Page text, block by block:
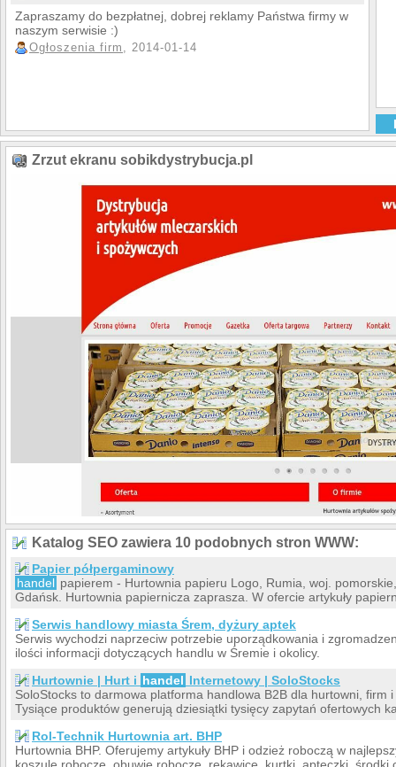
Zapraszamy do bezpłatnej, dobrej reklamy Państwa firmy w
naszym serwisie :)
Ogłoszenia firm , 2014-01-14
Zrzut ekranu sobikdystrybucja.pl
Katalog SEO zawiera 10 podobnych stron WWW:
Papier półpergaminowy
handel papierem - Hurtownia papieru Logo, Rumia, woj.
Gdańsk. Hurtownia papiernicza zaprasza. W ofercie artykuły
Serwis handlowy miasta Śrem, dyżury aptek
Serwis wychodzi naprzeciw potrzebie uporządkowania i
ilości informacji dotyczących handlu w Śremie i okolicy.
Hurtownie | Hurt i handel Internetowy | SoloStocks
SoloStocks to darmowa platforma handlowa B2B dla hurtowni, firm
Tysiące produktów generują dziesiątki tysięcy zapytań ofertowych
Rol-Technik Hurtownia art. BHP
Hurtownia BHP. Oferujemy artykuły BHP i odzież roboczą w